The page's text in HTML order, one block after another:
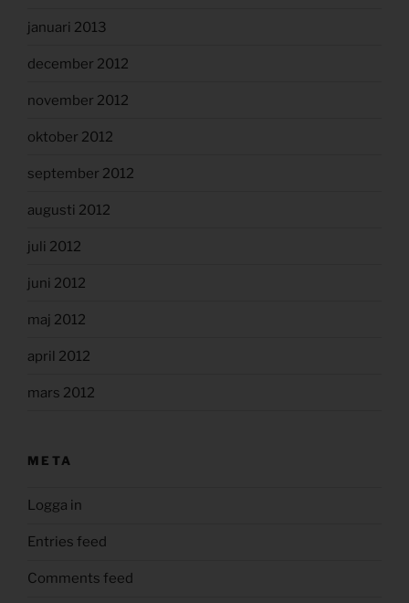
januari 2013
december 2012
november 2012
oktober 2012
september 2012
augusti 2012
juli 2012
juni 2012
maj 2012
april 2012
mars 2012
META
Logga in
Entries feed
Comments feed